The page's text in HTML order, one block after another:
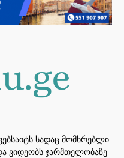
სადაც მომხრებლი
ვიდეობს ჯარმთელობაზე